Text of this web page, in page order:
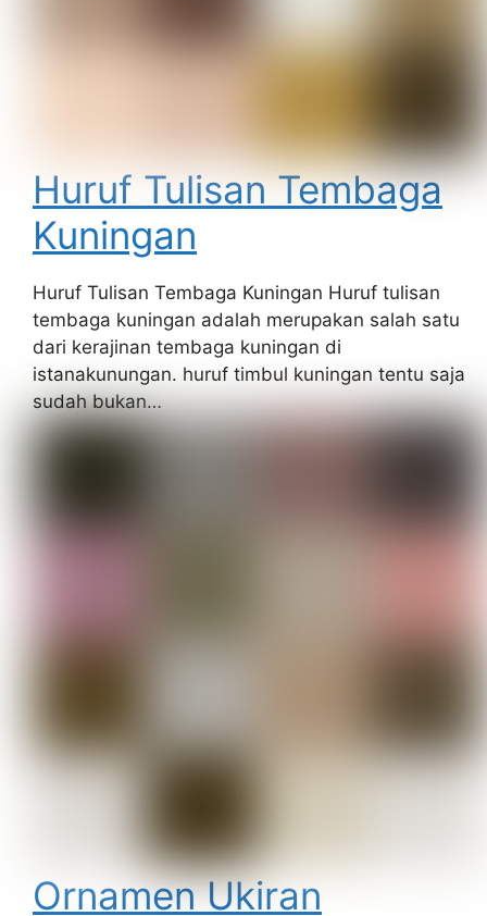
Huruf Tulisan Tembaga
Kuningan
Huruf Tulisan Tembaga Kuningan Huruf tulisan
tembaga kuningan adalah merupakan salah satu
dari kerajinan tembaga kuningan di
istanakunungan. huruf timbul kuningan tentu saja
sudah bukan…
Ornamen Ukiran